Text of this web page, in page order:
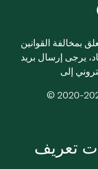
بمخالفة القوانين
يرجى إرسال بريد
تعريف